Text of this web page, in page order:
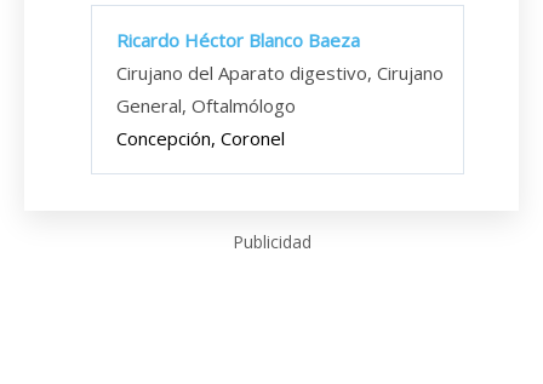
Ricardo Héctor Blanco Baeza
Cirujano del Aparato digestivo, Cirujano
General, Oftalmólogo
Concepción, Coronel
Publicidad